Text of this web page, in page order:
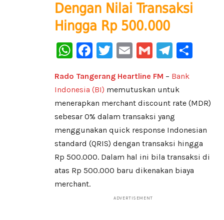
Dengan Nilai Transaksi
Hingga Rp 500.000
WhatsApp
Facebook
Twitter
EmailGmail
Rado Tangerang Heartline FM – Bank
Indonesia (BI) memutuskan untuk
menerapkan merchant discount rate (MDR)
sebesar 0% dalam transaksi yang
menggunakan quick response Indonesian
standard (QRIS) dengan transaksi hingga
Rp 500.000. Dalam hal ini bila transaksi di
atas Rp 500.000 baru dikenakan biaya
merchant.
ADVERTISEMENT